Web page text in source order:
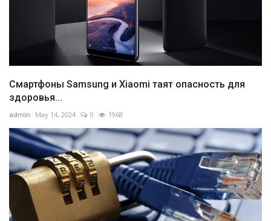
Смартфоны Samsung и Xiaomi таят опасность для
здоровья...
admin May 14, 2024 0 1968